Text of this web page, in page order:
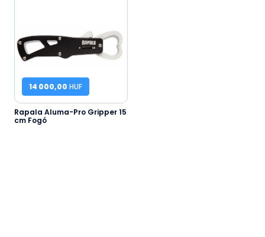
14 000,00 HUF
Rapala Aluma-Pro Gripper 15
cm Fogó